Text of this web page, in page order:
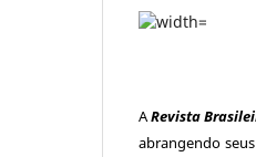
ARevista
abrangendo